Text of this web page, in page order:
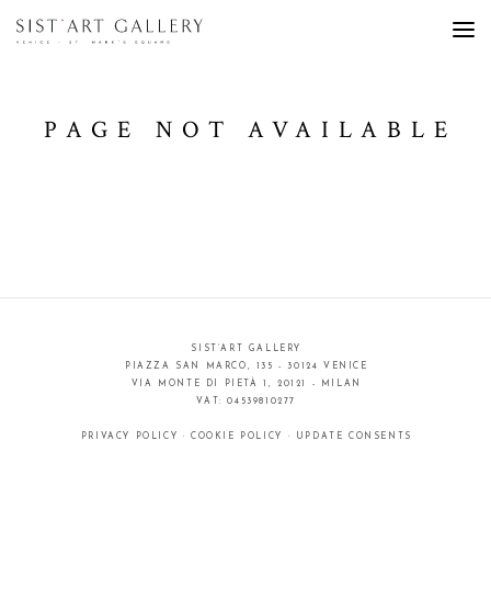
PAGE NOT AVAILABLE
SIST’ART GALLERY
PIAZZA SAN MARCO, 135 - 30124 VENICE
VIA MONTE DI PIETÀ 1, 20121 - MILAN
VAT: 04539810277
PRIVACY POLICY ·COOKIE POLICY · UPDATE CONSENTS